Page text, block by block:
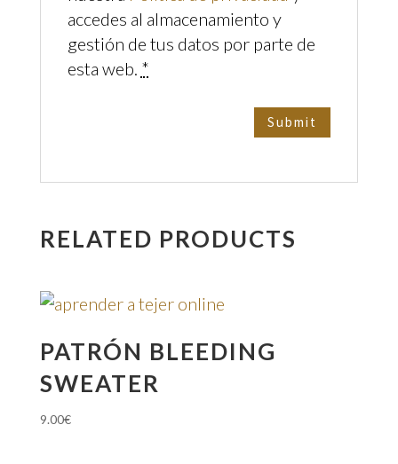
accedes al almacenamiento y
gestión de tus datos por parte de
esta web. *
RELATED PRODUCTS
PATRÓN BLEEDING
SWEATER
9.00€